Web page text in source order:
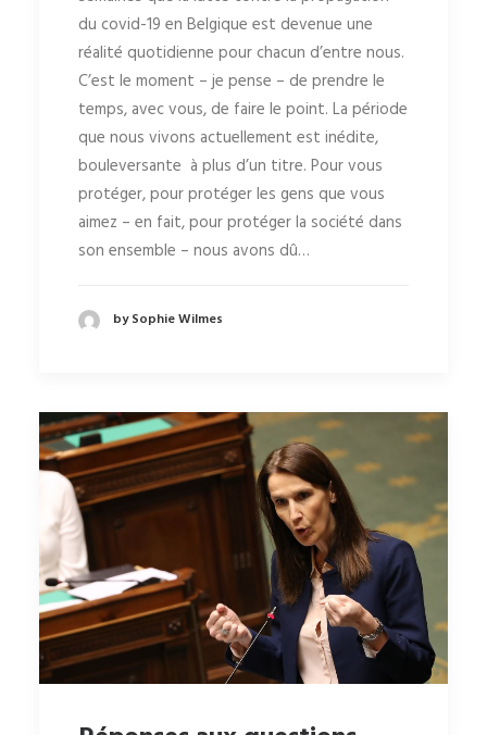
du covid-19 en Belgique est devenue une
réalité quotidienne pour chacun d’entre nous.
C’est le moment – je pense – de prendre le
temps, avec vous, de faire le point. La période
que nous vivons actuellement est inédite,
bouleversante à plus d’un titre. Pour vous
protéger, pour protéger les gens que vous
aimez – en fait, pour protéger la société dans
son ensemble – nous avons dû…
by Sophie Wilmes